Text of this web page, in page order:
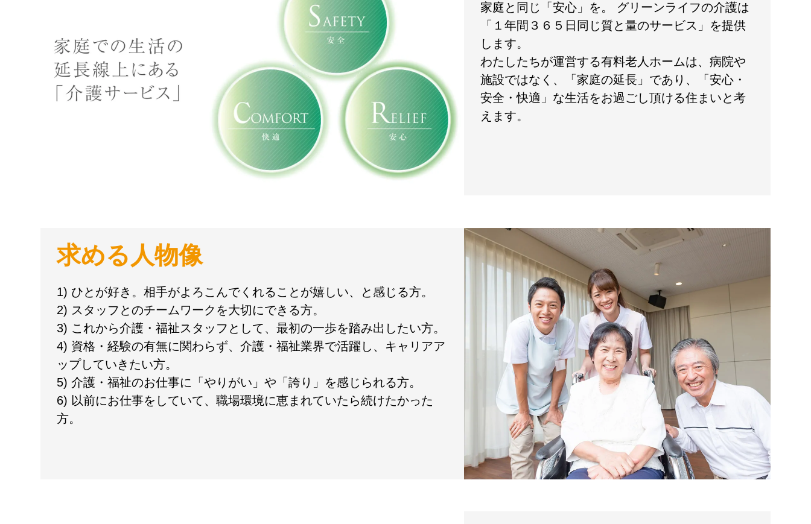
家庭と同じ「安心」を。 グリーンライフの介護は
「１年間３６５日同じ質と量のサービス」を提供
します。
わたしたちが運営する有料老人ホームは、病院や
施設ではなく、「家庭の延長」であり、「安心・
安全・快適」な生活をお過ごし頂ける住まいと考
えます。
求める人物像
1) ひとが好き。相手がよろこんでくれることが嬉しい、と感じる方。
2) スタッフとのチームワークを大切にできる方。
3) これから介護・福祉スタッフとして、最初の一歩を踏み出したい方。
4) 資格・経験の有無に関わらず、介護・福祉業界で活躍し、キャリアア
ップしていきたい方。
5) 介護・福祉のお仕事に「やりがい」や「誇り」を感じられる方。
6) 以前にお仕事をしていて、職場環境に恵まれていたら続けたかった
方。